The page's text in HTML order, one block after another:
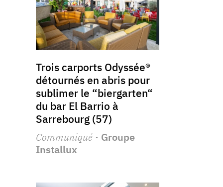
Trois carports Odyssée®
détournés en abris pour
sublimer le “biergarten“
du bar El Barrio à
Sarrebourg (57)
Communiqué· Groupe
Installux